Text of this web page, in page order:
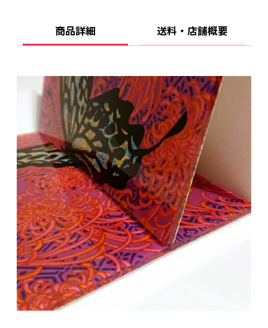
商品詳細 送料・店舗概要